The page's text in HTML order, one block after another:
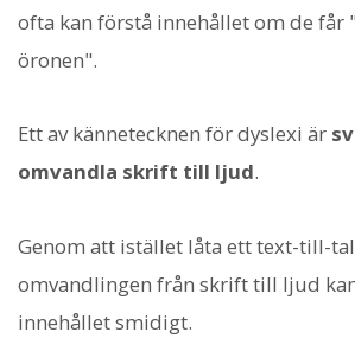
ofta kan förstå innehållet om de får
öronen".
Ett av kännetecknen för dyslexi är
omvandla skrift till ljud.
Genom att istället låta ett text-till-
omvandlingen från skrift till ljud
innehållet smidigt.